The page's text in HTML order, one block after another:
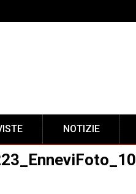
NOTIZIE